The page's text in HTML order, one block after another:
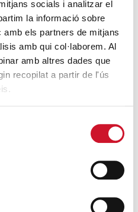
socials i analitzar el
la informació sobre
els partners de mitjans
amb qui col·laborem. Al
amb altres dades que
recopilat a partir de l'ús
BARCELONA